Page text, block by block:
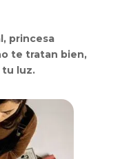
princesa
te tratan bien,
tu luz.